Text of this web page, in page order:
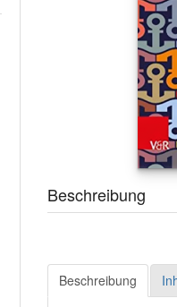
Beschreibung
Beschreibung